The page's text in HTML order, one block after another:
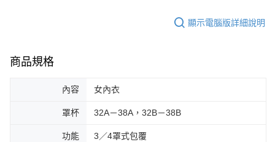
顯示電腦版詳細說明
商品規格
內容 女內衣
罩杯 32A－38A，32B－38B
功能 3／4罩式包覆